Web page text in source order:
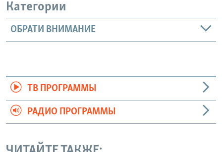
Категории
ОБРАТИ ВНИМАНИЕ
ТВ ПРОГРАММЫ
РАДИО ПРОГРАММЫ